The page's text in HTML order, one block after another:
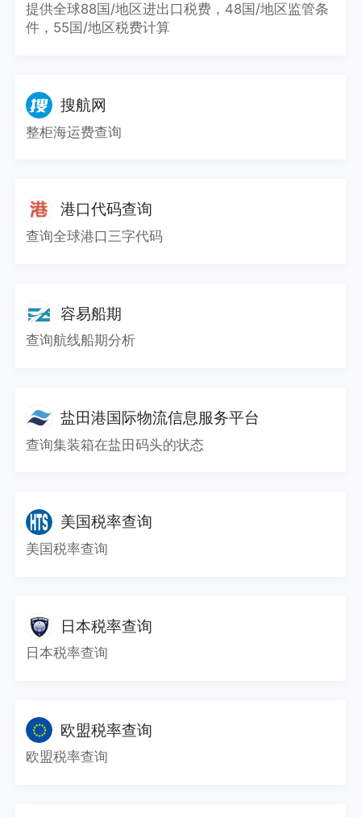
提供全球88国/地区进出口税费，48国/地区监管条
件，55国/地区税费计算
搜航网
整柜海运费查询
港口代码查询
查询全球港口三字代码
容易船期
查询航线船期分析
盐田港国际物流信息服务平台
查询集装箱在盐田码头的状态
美国税率查询
美国税率查询
日本税率查询
日本税率查询
欧盟税率查询
欧盟税率查询